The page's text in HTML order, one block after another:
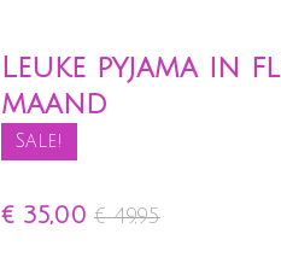
Leuke pyjama in
maand
Sale!
€ 35,00 € 49,95